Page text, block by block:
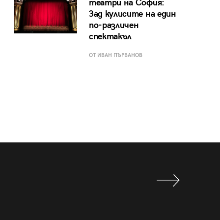
театри на София:
Зад кулисите на един
по-различен
спектакъл
ОТ ИВАН ПЪРВАНОВ